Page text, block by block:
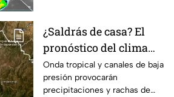
¿Saldrás de casa? El
pronóstico del clima
hoy para Guerrero
Onda tropical y canales de baja
presión provocarán
precipitaciones y rachas de